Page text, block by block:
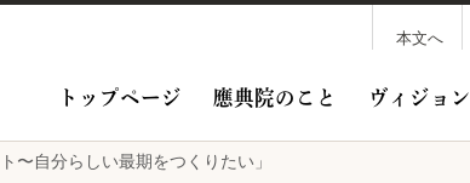
本文へ
トップページ 應典院のこと ヴィジョン
〜自分らしい最期をつくりたい」